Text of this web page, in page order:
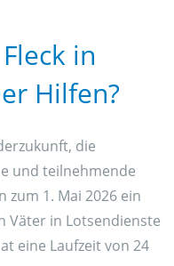
in
Hilfen?
die
und teilnehmende
1. Mai 2026 ein
Väter in Lotsendienste
eine Laufzeit von 24